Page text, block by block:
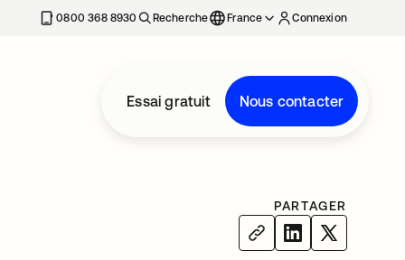
0800 368 8930 Recherche France Connexion
Essai gratuit Nous contacter
PARTAGER